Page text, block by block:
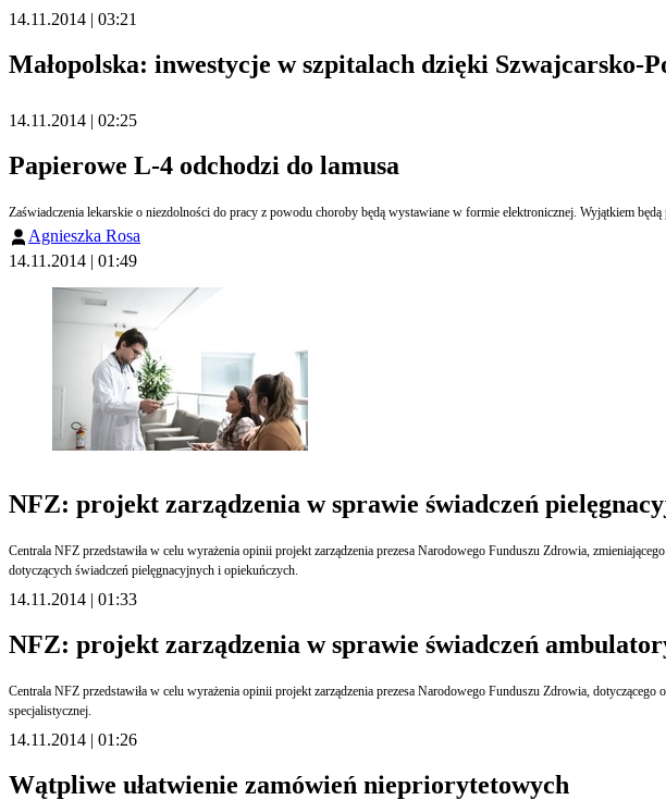
14.11.2014 | 03:21
Małopolska: inwestycje w szpitalach dzięki Szwajcarsko-
14.11.2014 | 02:25
Papierowe L-4 odchodzi do lamusa
Agnieszka Rosa
14.11.2014 | 01:49
NFZ: projekt zarządzenia w sprawie świadczeń
Centrala NFZ przedstawiła w celu wyrażenia opinii projekt zarządzenia prezesa Narodowego Funduszu Zdrowia, zmieniającego zarządzenie w sprawie określenia kryteriów oceny ofert w postępowaniu w sprawie zawarcia umowy o udzielanie świadczeń opieki zdrowotnej
dotyczących świadczeń pielęgnacyjnych i opiekuńczych.
14.11.2014 | 01:33
NFZ: projekt zarządzenia w sprawie świadczeń
Centrala NFZ przedstawiła w celu wyrażenia opinii projekt zarządzenia prezesa Narodowego Funduszu Zdrowia, dotyczącego określenia kryteriów oceny ofert w postępowaniu w sprawie zawarcia umowy o udzielanie świadczeń opieki zdrowotnej w zakresie ambulatoryjnej opieki
specjalistycznej.
14.11.2014 | 01:26
Wątpliwe ułatwienie zamówień niepriorytetowych